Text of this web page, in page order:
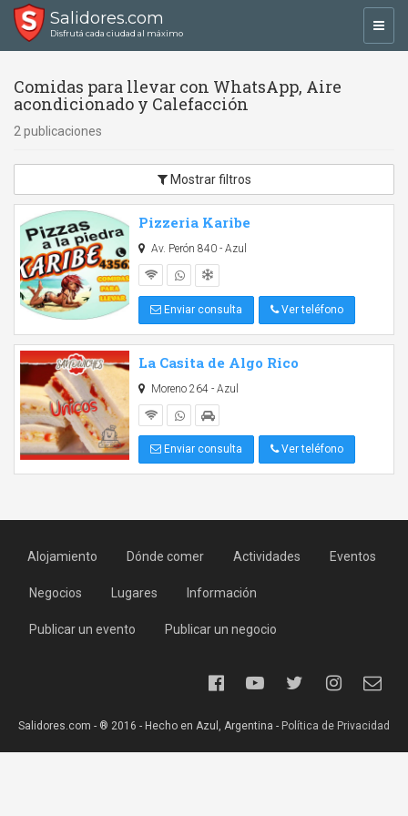
Salidores.com
Disfrutá cada ciudad al máximo
Comidas para llevar con WhatsApp, Aire
acondicionado y Calefacción
2 publicaciones
Mostrar filtros
Pizzeria Karibe
Av. Perón 840 - Azul
Enviar consulta Ver teléfono
La Casita de Algo Rico
Moreno 264 - Azul
Enviar consulta Ver teléfono
Alojamiento Dónde comer Actividades Eventos
Negocios Lugares Información
Publicar un evento Publicar un negocio
Salidores.com - ® 2016 - Hecho en Azul, Argentina - Política de Privacidad